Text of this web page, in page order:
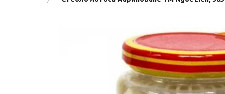
Гейнери
Протеїн
Протеїнові
батончики
Напої
Продукти
швидкого
Макаронні